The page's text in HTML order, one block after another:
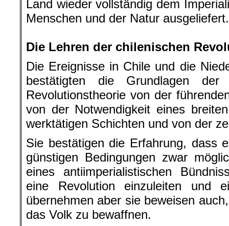
Land wieder vollständig dem
Menschen und der Natur ausgeliefert.
Die Lehren der chilenischen
Die Ereignisse in Chile und die
bestätigten die Grundlagen der
Revolutionstheorie von der
von der Notwendigkeit eines
werktätigen Schichten und von der
Sie bestätigen die Erfahrung, dass
günstigen Bedingungen zwar
eines antiimperialistischen
eine Revolution einzuleiten und
übernehmen aber sie beweisen
das Volk zu bewaffnen.